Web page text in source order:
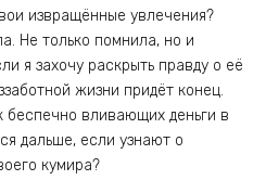
извращённые увлечения?
Не только помнила, но и
я захочу раскрыть правду о её
жизни придёт конец.
беспечно вливающих деньги в
дальше, если узнают о
кумира?